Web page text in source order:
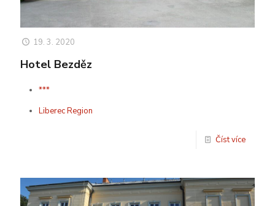
19. 3. 2020
Hotel Bezděz
***
Liberec Region
Číst více